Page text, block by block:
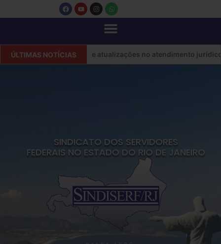
ÚLTIMAS NOTÍCIAS
RJ informa sobre atualizações no atendimento jurídico